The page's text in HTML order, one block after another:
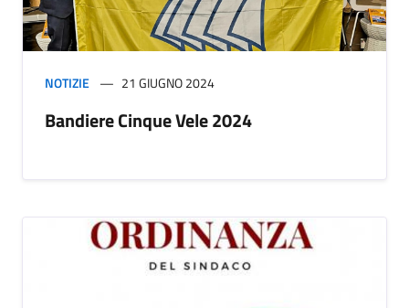
NOTIZIE 21 GIUGNO 2024
Bandiere Cinque Vele 2024